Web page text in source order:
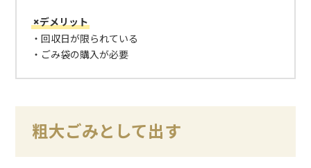
×デメリット
・回収日が限られている
・ごみ袋の購入が必要
粗大ごみとして出す